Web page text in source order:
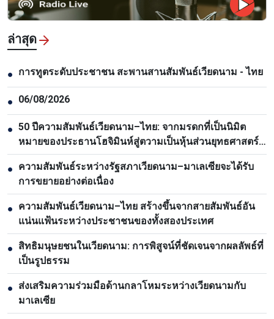
ล่าสุด
● การทูตระดับประชาชน สะพานสานสัมพันธ์เวียดนาม - ไทย
● 06/08/2026
● 50 ปีความสัมพันธ์เวียดนาม–ไทย: จากมรดกที่เป็นนิมิต
หมายของประธานโฮจิมินห์สู่ตวามเป็นหุ้นส่วนยุทธศาสตร์
รอบด้าน
● ความสัมพันธ์ระหว่างรัฐสภาเวียดนาม–มาเลเซียจะได้รับ
การขยายอย่างต่อเนื่อง
● ความสัมพันธ์เวียดนาม–ไทย สร้างขึ้นจากสายสัมพันธ์อัน
แน่นแฟ้นระหว่างประชาชนของทั้งสองประเทศ
● สิทธิมนุษยชนในเวียดนาม: การพิสูจน์ที่ชัดเจนจากผลลัพธ์ที่
เป็นรูปธรรม
● ส่งเสริมความร่วมมือด้านกลาโหมระหว่างเวียดนามกับ
มาเลเซีย